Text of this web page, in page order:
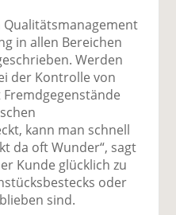
in allen Bereichen
Werden
der Kontrolle von
kann man schnell
da oft Wunder“, sagt
Kunde glücklich zu
oder
sind.